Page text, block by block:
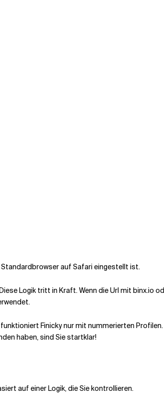
auf Safari eingestellt ist.
Logik tritt in Kraft. Wenn die Url mit binx.io
Finicky nur mit nummerierten
haben, sind Sie startklar!
auf einer Logik, die Sie kontrollieren.